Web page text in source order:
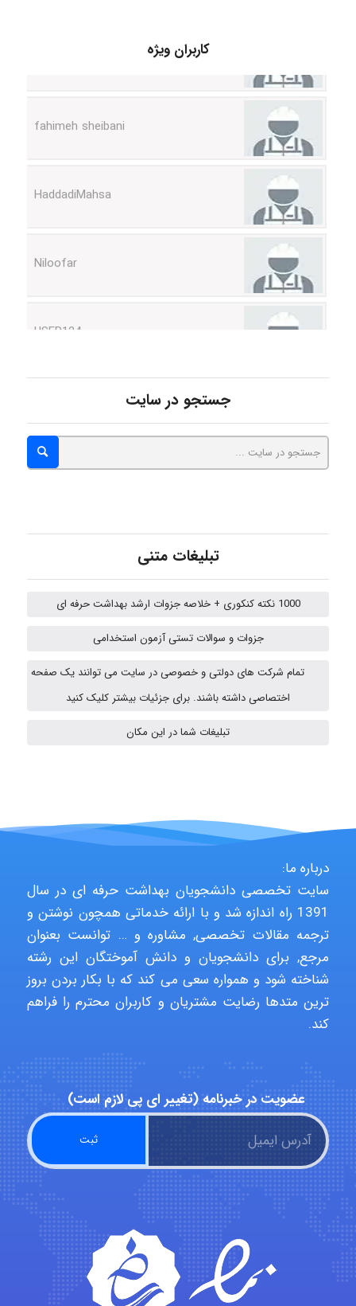
کاربران ویژه
abolfazlkoshehe
HaddadiMahsa
Niloofar
USER124
abolfazlkoshehe
abolfazlkoshehe
A.balandeh
جستجو در سایت
تبلیغات متنی
1000 نکته کنکوری + خلاصه جزوات ارشد بهداشت حرفه ای
جزوات و سوالات تستی آزمون استخدامی
تمام شرکت های دولتی و خصوصی در سایت می توانند یک صفحه
اختصاصی داشته باشند. برای جزئیات بیشتر کلیک کنید
تبلیغات شما در این مکان
درباره ما:
سایت تخصصی دانشجویان بهداشت حرفه ای در سال
1391 راه اندازه شد و با ارائه خدماتی همچون نوشتن و
ترجمه مقالات تخصصی, مشاوره و … توانست بعنوان
مرجع, برای دانشجویان و دانش آموختگان این رشته
شناخته شود و همواره سعی می کند که با بکار بردن بروز
ترین متدها رضایت مشتریان و کاربران محترم را فراهم
کند.
عضویت در خبرنامه (تغییر ای پی لازم است)